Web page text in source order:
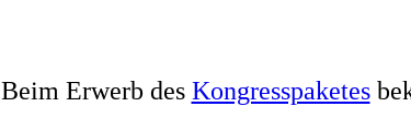
Beim Erwerb des Kongresspaketes